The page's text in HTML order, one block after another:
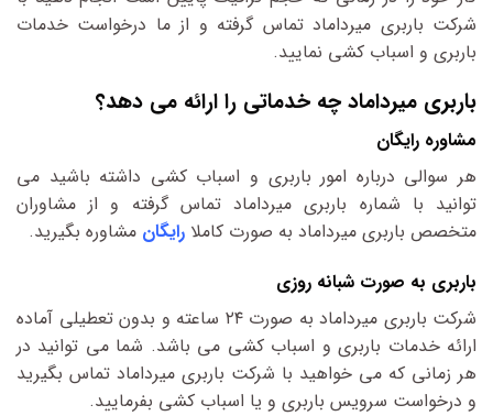
شرکت باربری میرداماد تماس گرفته و از ما درخواست خدمات
باربری و اسباب کشی نمایید.
باربری میرداماد چه خدماتی را ارائه می دهد؟
مشاوره رایگان
هر سوالی درباره امور باربری و اسباب کشی داشته باشید می
توانید با شماره باربری میرداماد تماس گرفته و از مشاوران
متخصص باربری میرداماد به صورت کاملا رایگان مشاوره بگیرید.
باربری به صورت شبانه روزی
شرکت باربری میرداماد به صورت ۲۴ ساعته و بدون تعطیلی آماده
ارائه خدمات باربری و اسباب کشی می باشد. شما می توانید در
هر زمانی که می خواهید با شرکت باربری میرداماد تماس بگیرید
و درخواست سرویس باربری و یا اسباب کشی بفرمایید.